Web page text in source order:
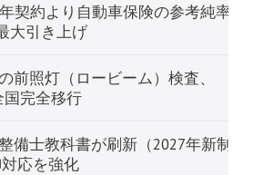
備士教科書が刷新（2027年新制
応を強化
前照灯（ロービーム）検査、
国完全移行
契約より自動車保険の参考純率
大引き上げ